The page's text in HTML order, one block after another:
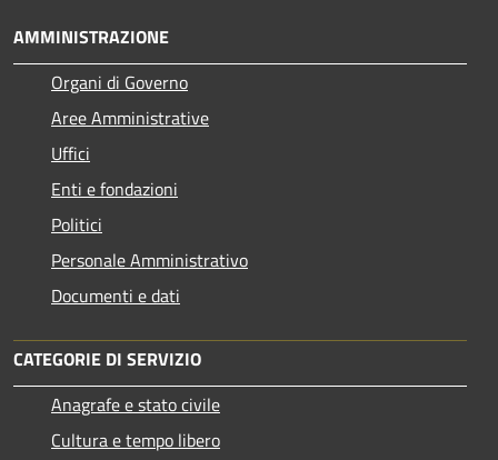
AMMINISTRAZIONE
Organi di Governo
Aree Amministrative
Uffici
Enti e fondazioni
Politici
Personale Amministrativo
Documenti e dati
CATEGORIE DI SERVIZIO
Anagrafe e stato civile
Cultura e tempo libero